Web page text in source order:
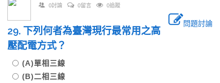
0討論 0留言 0追蹤
問題討論
29. 下列何者為臺灣現行最常用之高
壓配電方式？
(A)單相三線
(B)二相三線